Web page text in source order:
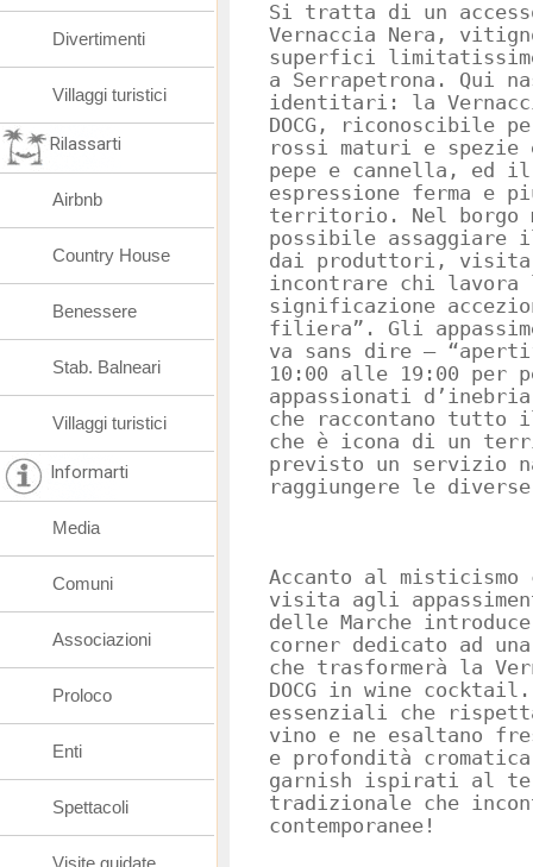
Si tratta di un
Vernaccia Nera,
superfici
a Serrapetrona. Qui
identitari: la
DOCG, riconoscibile
rossi maturi e spezie
pepe e cannella, ed il
espressione ferma e
territorio. Nel borgo
possibile assaggiare
dai produttori,
incontrare chi lavora
significazione
filiera”. Gli
va sans dire –
10:00 alle 19:00 per
appassionati
che raccontano
che è icona di un
previsto un servizio
raggiungere le
Accanto al misticismo
visita agli
delle Marche
corner dedicato ad
che trasformerà la
DOCG in wine
essenziali che
vino e ne esaltano
e profondità
garnish ispirati al
tradizionale che
contemporanee!
Divertimenti
Villaggi turistici
Rilassarti
Airbnb
Country House
Benessere
Stab. Balneari
Villaggi turistici
Informarti
Media
Comuni
Associazioni
Proloco
Enti
Spettacoli
Visite guidate